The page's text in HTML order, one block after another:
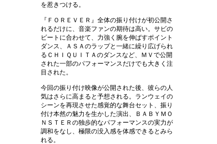
を惹きつける。
『ＦＯＲＥＶＥＲ』全体の振り付けが初公開さ
れるだけに、音楽ファンの期待は高い。サビの
ビートに合わせて、力強く腕を伸ばすポイント
ダンス、ＡＳＡのラップと一緒に繰り広げられ
るＣＨＩＱＵＩＴＡのダンスなど、ＭＶで公開
された一部のパフォーマンスだけでも大きく注
目された。
今回の振り付け映像が公開された後、彼らの人
気はさらに高まると予想される。ランウェイの
シーンを再現させた感覚的な舞台セット、振り
付け本然の魅力を生かした演出、ＢＡＢＹＭＯ
ＮＳＴＥＲの独歩的なパフォーマンスの実力が
調和をなし、極限の没入感を体感できるとみら
れる。